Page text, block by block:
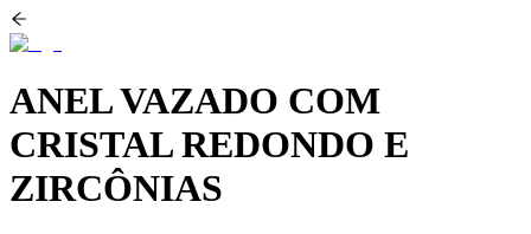
ANEL VAZADO COM
CRISTAL REDONDO E
ZIRCÔNIAS